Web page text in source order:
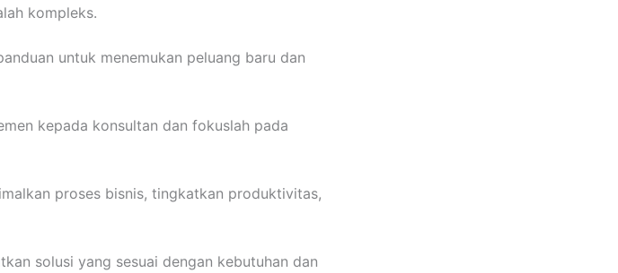
kompleks.
untuk menemukan peluang baru dan
kepada konsultan dan fokuslah pada
proses bisnis, tingkatkan produktivitas,
solusi yang sesuai dengan kebutuhan dan